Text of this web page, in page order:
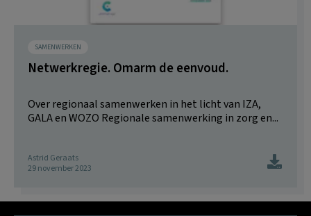
SAMENWERKEN
Netwerkregie. Omarm de eenvoud.
Over regionaal samenwerken in het licht van IZA,
GALA en WOZO Regionale samenwerking in zorg en...
Astrid Geraats
29 november 2023